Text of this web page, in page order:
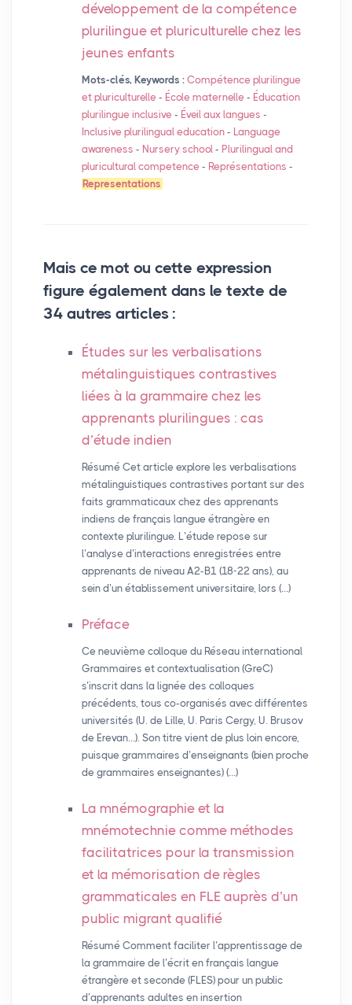
développement de la compétence
plurilingue et pluriculturelle chez les
jeunes enfants
Mots-clés, Keywords : Compétence plurilingue
et pluriculturelle - École maternelle - Éducation
plurilingue inclusive - Éveil aux langues -
Inclusive plurilingual education- Language
awareness - Nursery school- Plurilingual and
pluricultural competence - Représentations -
Representations
Mais ce mot ou cette expression
figure également dans le texte de
34 autres articles :
Études sur les verbalisations
métalinguistiques contrastives
liées à la grammaire chez les
apprenants plurilingues : cas
d’étude indien
Résumé Cet article explore les verbalisations
métalinguistiques contrastives portant sur des
faits grammaticaux chez des apprenants
indiens de français langue étrangère en
contexte plurilingue. L’étude repose sur
l’analyse d’interactions enregistrées entre
apprenants de niveau A2-B1 (18-22 ans), au
sein d’un établissement universitaire, lors (…)
Préface
Ce neuvième colloque du Réseau international
Grammaires et contextualisation (GreC)
s’inscrit dans la lignée des colloques
précédents, tous co-organisés avec différentes
universités (U. de Lille, U. Paris Cergy, U. Brusov
de Erevan…). Son titre vient de plus loin encore,
puisque grammaires d’enseignants (bien proche
de grammaires enseignantes) (…)
La mnémographie et la
mnémotechnie comme méthodes
facilitatrices pour la transmission
et la mémorisation de règles
grammaticales en FLE auprès d’un
public migrant qualifié
Résumé Comment faciliter l’apprentissage de
la grammaire de l’écrit en français langue
étrangère et seconde (FLES) pour un public
d’apprenants adultes en insertion